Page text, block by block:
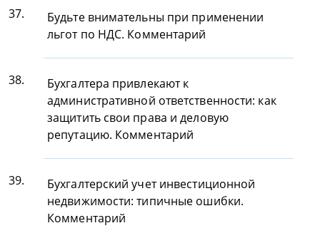
37.
Будьте внимательны при применении
льгот по НДС. Комментарий
38.
Бухгалтера привлекают к
административной ответственности: как
защитить свои права и деловую
репутацию. Комментарий
39.
Бухгалтерский учет инвестиционной
недвижимости: типичные ошибки.
Комментарий